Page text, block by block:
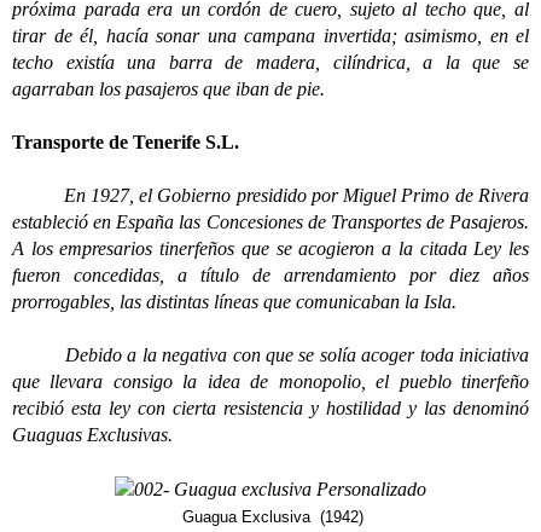
próxima parada era un cordón de cuero, sujeto al techo que, al
tirar de él, hacía sonar una campana invertida; asimismo, en el
techo existía una barra de madera, cilíndrica, a la que se
agarraban los pasajeros que iban de pie.
Transporte de Tenerife S.L.
En 1927, el Gobierno presidido por Miguel Primo de Rivera
estableció en España las Concesiones de Transportes de Pasajeros.
A los empresarios tinerfeños que se acogieron a la citada Ley les
fueron concedidas, a título de arrendamiento por diez años
prorrogables, las distintas líneas que comunicaban la Isla.
Debido a la negativa con que se solía acoger toda iniciativa
que llevara consigo la idea de monopolio, el pueblo tinerfeño
recibió esta ley con cierta resistencia y hostilidad y las denominó
Guaguas Exclusivas.
Guagua Exclusiva (1942)